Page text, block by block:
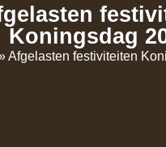
Koningsdag
Afgelasten festiviteiten